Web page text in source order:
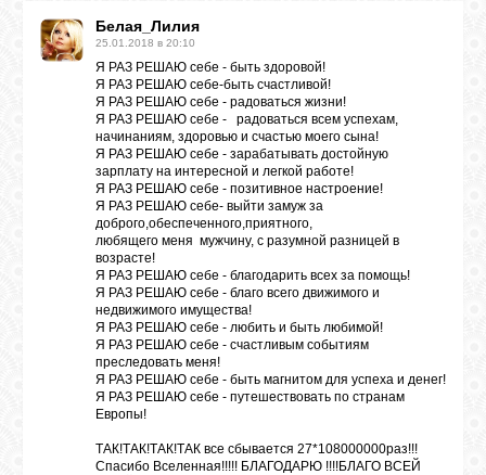
Белая_Лилия
25.01.2018 в 20:10
Я РАЗ РЕШАЮ себе - быть здоровой!
Я РАЗ РЕШАЮ себе-быть счастливой!
Я РАЗ РЕШАЮ себе - радоваться жизни!
Я РАЗ РЕШАЮ себе - радоваться всем успехам,
начинаниям, здоровью и счастью моего сына!
Я РАЗ РЕШАЮ себе - зарабатывать достойную
зарплату на интересной и легкой работе!
Я РАЗ РЕШАЮ себе - позитивное настроение!
Я РАЗ РЕШАЮ себе- выйти замуж за
доброго,обеспеченного,приятного,
любящего меня мужчину, с разумной разницей в
возрасте!
Я РАЗ РЕШАЮ себе - благодарить всех за помощь!
Я РАЗ РЕШАЮ себе - благо всего движимого и
недвижимого имущества!
Я РАЗ РЕШАЮ себе - любить и быть любимой!
Я РАЗ РЕШАЮ себе - счастливым событиям
преследовать меня!
Я РАЗ РЕШАЮ себе - быть магнитом для успеха и денег!
Я РАЗ РЕШАЮ себе - путешествовать по странам
Европы!
ТАК!ТАК!ТАК!ТАК все сбывается 27*108000000раз!!!
Спасибо Вселенная!!!!! БЛАГОДАРЮ !!!!БЛАГО ВСЕЙ